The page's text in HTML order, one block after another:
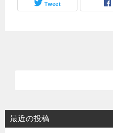
Tweet
最近の投稿